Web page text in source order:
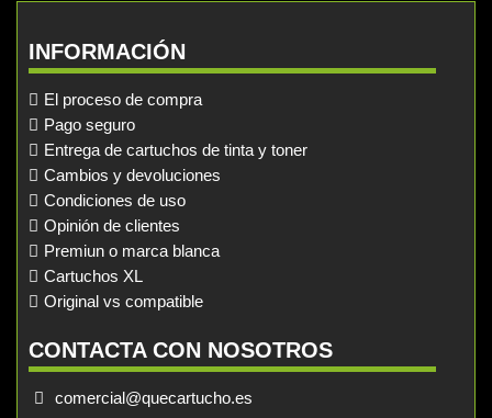
INFORMACIÓN
El proceso de compra
Pago seguro
Entrega de cartuchos de tinta y toner
Cambios y devoluciones
Condiciones de uso
Opinión de clientes
Premiun o marca blanca
Cartuchos XL
Original vs compatible
CONTACTA CON NOSOTROS
comercial@quecartucho.es